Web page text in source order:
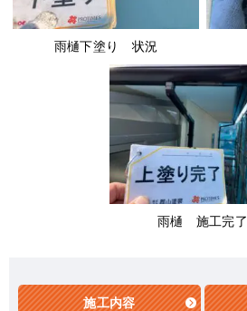
雨樋下塗り 状況
雨樋 施工完了
施工内容